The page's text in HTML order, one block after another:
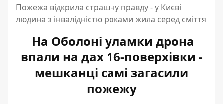
Пожежа відкрила страшну правду - у Києві
людина з інвалідністю роками жила серед сміття
На Оболоні уламки дрона
впали на дах 16-поверхівки -
мешканці самі загасили
пожежу